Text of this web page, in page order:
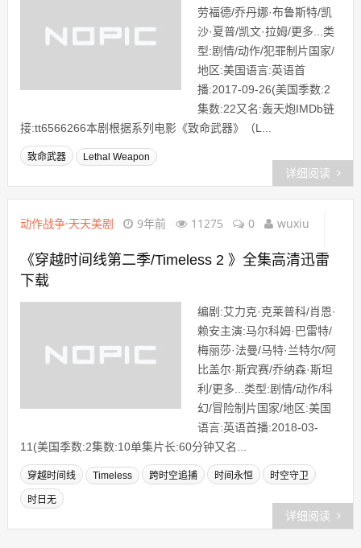
劳福德/乔丹娜·布鲁斯特/凯
沙·夏普/凯文·拉姆/更多...类
型:剧情/动作/犯罪制片国家/
地区:美国语言:英语首
播:2017-09-26(美国季数:2
集数:22又名:轰天炮IMDb链
接:tt6566266本剧根据系列电影《致命武器》（L...
致命武器 Lethal Weapon
详细阅读
动作战争·天天美剧 9年前 11275 0 wuxiu
《穿越时间线第二季/Timeless 2 》全集高清迅雷
下载
编剧:艾力克·克莱普科/肖恩·
赖安主演:马尔科姆·巴雷特/
梅丽莎·法曼/马特·兰特尔/阿
比盖尔·斯宾赛/乔纳森·斯坦
利/更多...类型:剧情/动作/科
幻/冒险制片国家/地区:美国
语言:英语首播:2018-03-
11(美国季数:2集数:10单集片长:60分钟又名...
穿越时间线 Timeless 跨时空追捕 时间永恒 时空守卫
时日无
详细阅读